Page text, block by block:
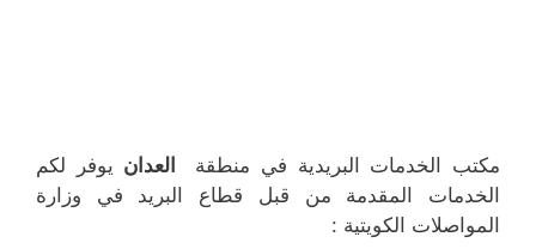
مكتب الخدمات البريدية في منطقة العدان يوفر لكم
الخدمات المقدمة من قبل قطاع البريد في وزارة
المواصلات الكويتية :